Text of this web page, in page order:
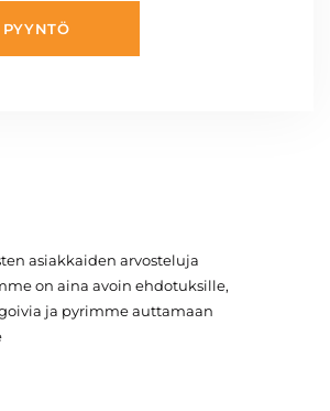
asiakkaiden arvosteluja
on aina avoin ehdotuksille,
ja pyrimme auttamaan